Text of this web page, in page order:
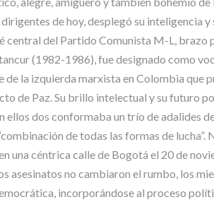
de hoy, desplegó su inteligencia
central del Partido Comunista M-L, brazo
(1982-1986), fue designado como
de la izquierda marxista en Colombia que
de Paz. Su brillo intelectual y su futuro
ellos dos conformaba un trío de adalides
de todas las formas de
una céntrica calle de Bogotá el 20 de
asesinatos no cambiaron el rumbo, los
incorporándose al proceso